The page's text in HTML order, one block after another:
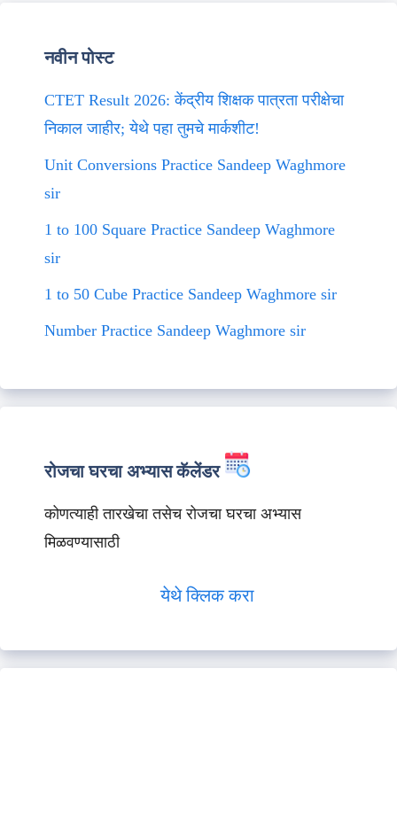
नवीन पोस्ट
CTET Result 2026: केंद्रीय शिक्षक पात्रता परीक्षेचा
निकाल जाहीर; येथे पहा तुमचे मार्कशीट!
Unit Conversions Practice Sandeep Waghmore
sir
1 to 100 Square Practice Sandeep Waghmore
sir
1 to 50 Cube Practice Sandeep Waghmore sir
Number Practice Sandeep Waghmore sir
रोजचा घरचा अभ्यास कॅलेंडर
कोणत्याही तारखेचा तसेच रोजचा घरचा अभ्यास
मिळवण्यासाठी
येथे क्लिक करा